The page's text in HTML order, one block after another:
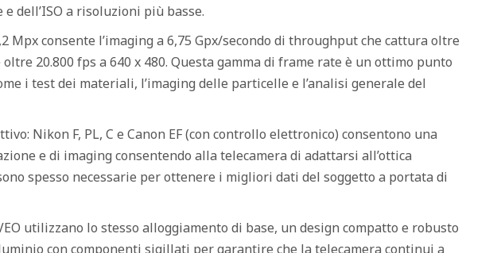
dell’ISO a risoluzioni più basse.
Mpx consente l’imaging a 6,75 Gpx/secondo di throughput che cattura oltre
20.800 fps a 640 x 480. Questa gamma di frame rate è un ottimo punto
i test dei materiali, l’imaging delle particelle e l’analisi generale del
Nikon F, PL, C e Canon EF (con controllo elettronico) consentono una
e di imaging consentendo alla telecamera di adattarsi all’ottica
spesso necessarie per ottenere i migliori dati del soggetto a portata di
utilizzano lo stesso alloggiamento di base, un design compatto e robusto
con componenti sigillati per garantire che la telecamera continui a